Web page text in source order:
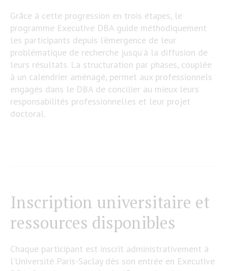
Grâce à cette progression en trois étapes, le
programme Executive DBA guide méthodiquement
les participants depuis l’émergence de leur
problématique de recherche jusqu’à la diffusion de
leurs résultats. La structuration par phases, couplée
à un calendrier aménagé, permet aux professionnels
engagés dans le DBA de concilier au mieux leurs
responsabilités professionnelles et leur projet
doctoral.
Inscription universitaire et
ressources disponibles
Chaque participant est inscrit administrativement à
l’Université Paris-Saclay dès son entrée en Executive